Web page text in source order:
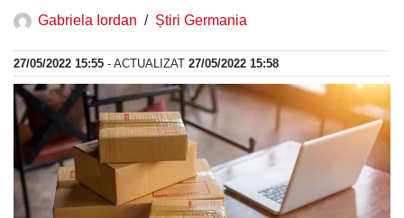
Gabriela Iordan Știri Germania
27/05/2022 15:55 - ACTUALIZAT 27/05/2022 15:58